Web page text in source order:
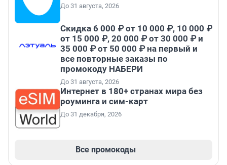
До 31 августа, 2026
Скидка 6 000 ₽ от 10 000 ₽, 10 000 ₽
от 15 000 ₽, 20 000 ₽ от 30 000 ₽ и
35 000 ₽ от 50 000 ₽ на первый и
все повторные заказы по
промокоду НАБЕРИ
До 31 августа, 2026
Интернет в 180+ странах мира без
роуминга и сим-карт
До 31 декабря, 2026
Все промокоды